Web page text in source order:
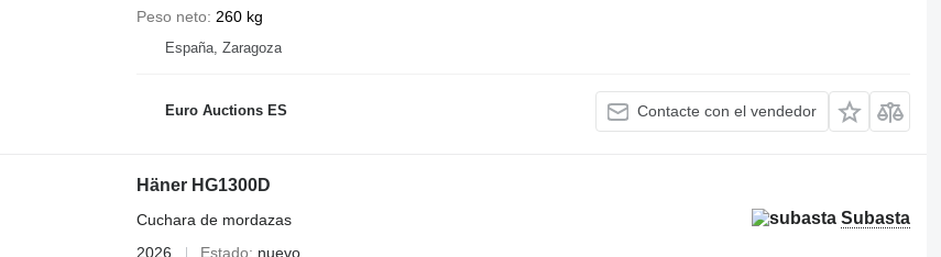
Peso neto
260 kg
España, Zaragoza
Euro Auctions ES Contacte con el vendedor
Häner HG1300D
Subasta
Cuchara de mordazas
2026
Estado
nuevo